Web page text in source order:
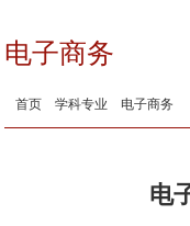
电子商务
首页 学科专业 电子商务
电